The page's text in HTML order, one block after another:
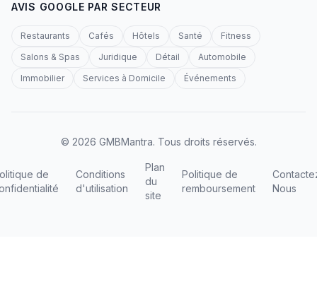
AVIS GOOGLE PAR SECTEUR
Restaurants Cafés Hôtels Santé
Fitness
Salons & Spas
Juridique Détail
Automobile
Immobilier
Services à Domicile Événements
© 2026 GMBMantra. Tous droits réservés.
de
Conditions
d'utilisation
Plan
du
site
Politique de
remboursement
Nous